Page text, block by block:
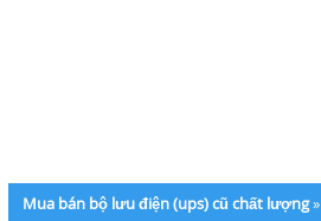
Mua bán bộ lưu điện (ups) cũ chất lượng»